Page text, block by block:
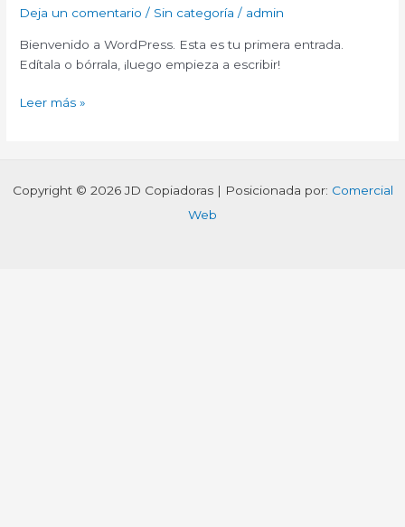
Deja un comentario / Sin categoría / admin
Bienvenido a WordPress. Esta es tu primera entrada.
Edítala o bórrala, ¡luego empieza a escribir!
Leer más »
Copyright © 2026 JD Copiadoras | Posicionada por: Comercial
Web